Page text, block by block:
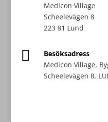
Medicon Village
Scheelevägen 8
223 81 Lund

Besöksadress
Medicon Village,
Scheelevägen 8,